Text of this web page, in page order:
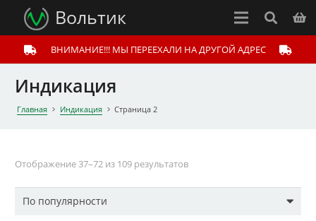
Вольтик
ВНИМАНИЕ!!! МЫ ПЕРЕЕХАЛИ НА ДРУГОЙ АДРЕС
Индикация
Главная Индикация Страница 2
Отображение 37–72 из 109 результатов